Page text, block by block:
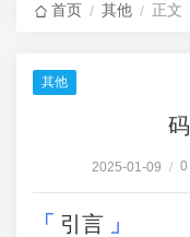
首页 / 其他 / 正文
其他
2025-01-09 / 0
引言